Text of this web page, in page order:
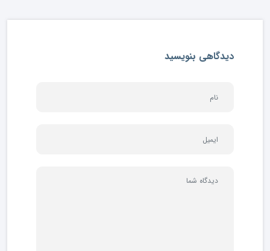
دیدگاهی بنویسید